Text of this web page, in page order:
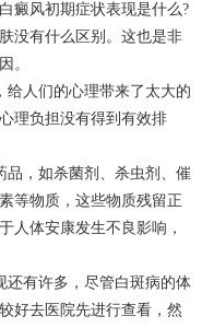
癜风初期症状表现是什么?
没有什么区别。这也是非
。
给人们的心理带来了太大的
理负担没有得到有效排
品，如杀菌剂、杀虫剂、催
等物质，这些物质残留正
人体安康发生不良影响，
还有许多，尽管白斑病的体
好去医院先进行查看，然